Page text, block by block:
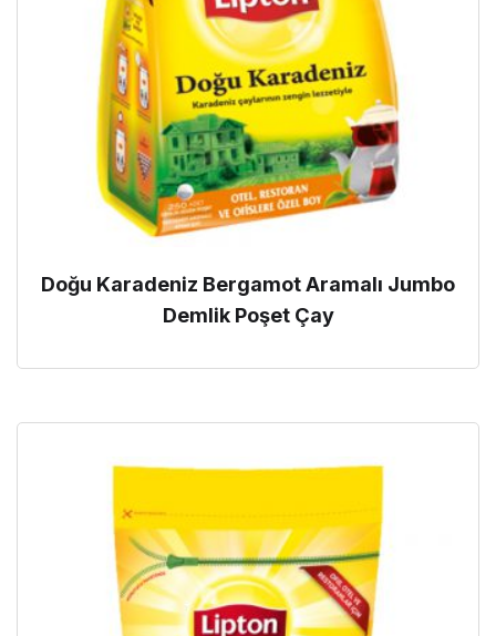
Doğu Karadeniz Bergamot Aramalı Jumbo
Demlik Poşet Çay